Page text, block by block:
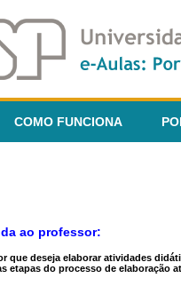
COMO FUNCIONA
ao professor:
que deseja elaborar atividades
etapas do processo de elaboração